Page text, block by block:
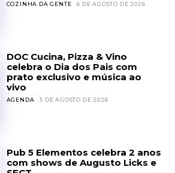
COZINHA DA GENTE 6 DE AGOSTO DE 2026
DOC Cucina, Pizza & Vino
celebra o Dia dos Pais com
prato exclusivo e música ao
vivo
AGENDA 5 DE AGOSTO DE 2026
Pub 5 Elementos celebra 2 anos
com shows de Augusto Licks e